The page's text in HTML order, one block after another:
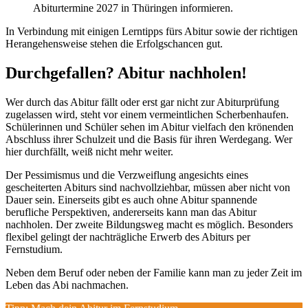
Abiturtermine 2027 in Thüringen informieren.
In Verbindung mit einigen Lerntipps fürs Abitur sowie der richtigen
Herangehensweise stehen die Erfolgschancen gut.
Durchgefallen? Abitur nachholen!
Wer durch das Abitur fällt oder erst gar nicht zur Abiturprüfung
zugelassen wird, steht vor einem vermeintlichen Scherbenhaufen.
Schülerinnen und Schüler sehen im Abitur vielfach den krönenden
Abschluss ihrer Schulzeit und die Basis für ihren Werdegang. Wer
hier durchfällt, weiß nicht mehr weiter.
Der Pessimismus und die Verzweiflung angesichts eines
gescheiterten Abiturs sind nachvollziehbar, müssen aber nicht von
Dauer sein. Einerseits gibt es auch ohne Abitur spannende
berufliche Perspektiven, andererseits kann man das Abitur
nachholen. Der zweite Bildungsweg macht es möglich. Besonders
flexibel gelingt der nachträgliche Erwerb des Abiturs per
Fernstudium.
Neben dem Beruf oder neben der Familie kann man zu jeder Zeit im
Leben das Abi nachmachen.